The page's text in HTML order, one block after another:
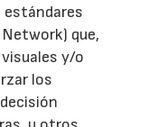
estándares
Network) que,
y/o
los